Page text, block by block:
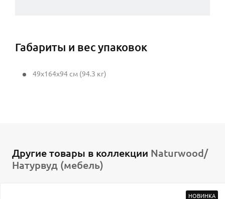
Габариты и вес упаковок
49x164x94 см (94.3 кг)
Другие товары в коллекции Naturwood/
Натурвуд (мебель)
НОВИНКА